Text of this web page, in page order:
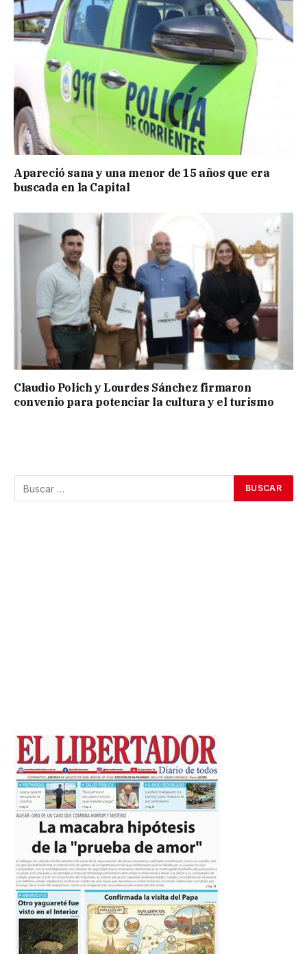
Apareció sana y una menor de 15 años que era
buscada en la Capital
Claudio Polich y Lourdes Sánchez firmaron
convenio para potenciar la cultura y el turismo